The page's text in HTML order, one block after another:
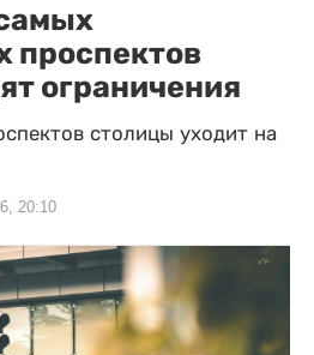
проспектов
ограничения
столицы уходит на
20:10